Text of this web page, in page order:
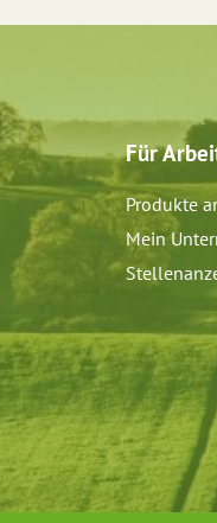
Für
Produkte
Mein